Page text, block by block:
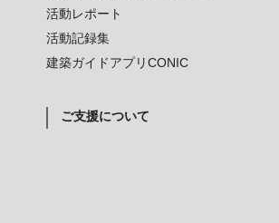
活動レポート
活動記録集
建築ガイドアプリCONIC
ご支援について